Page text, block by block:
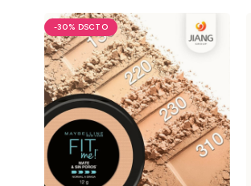
-30%